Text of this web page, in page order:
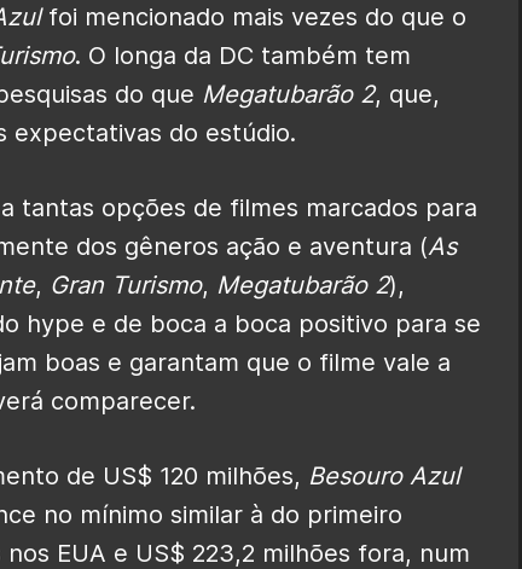
foi mencionado mais vezes do que o
. O longa da DC também tem
do que Megatubarão 2, que,
expectativas do estúdio.
tantas opções de filmes marcados para
dos gêneros ação e aventura (As
, Gran Turismo, Megatubarão 2),
hype e de boca a boca positivo para se
boas e garantam que o filme vale a
comparecer.
de US$ 120 milhões, Besouro Azul
no mínimo similar à do primeiro
EUA e US$ 223,2 milhões fora, num